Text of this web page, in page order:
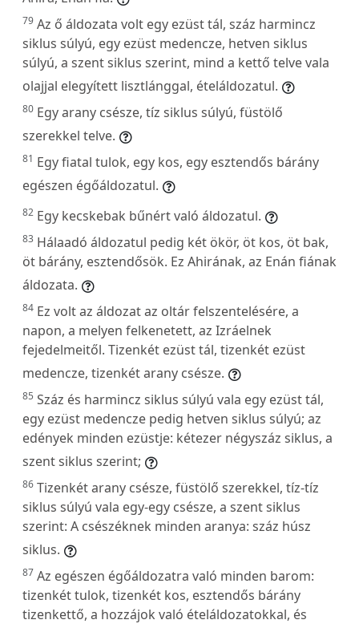
79 Az ő áldozata volt egy ezüst tál, száz harmincz
siklus súlyú, egy ezüst medencze, hetven siklus
súlyú, a szent siklus szerint, mind a kettő telve vala
olajjal elegyített lisztlánggal, ételáldozatul.
80 Egy arany csésze, tíz siklus súlyú, füstölő
szerekkel telve.
81 Egy fiatal tulok, egy kos, egy esztendős bárány
egészen égőáldozatul.
82 Egy kecskebak bűnért való áldozatul.
83 Hálaadó áldozatul pedig két ökör, öt kos, öt bak,
öt bárány, esztendősök. Ez Ahirának, az Enán fiának
áldozata.
84 Ez volt az áldozat az oltár felszentelésére, a
napon, a melyen felkenetett, az Izráelnek
fejedelmeitől. Tizenkét ezüst tál, tizenkét ezüst
medencze, tizenkét arany csésze.
85 Száz és harmincz siklus súlyú vala egy ezüst tál,
egy ezüst medencze pedig hetven siklus súlyú; az
edények minden ezüstje: kétezer négyszáz siklus, a
szent siklus szerint;
86 Tizenkét arany csésze, füstölő szerekkel, tíz-tíz
siklus súlyú vala egy-egy csésze, a szent siklus
szerint: A csészéknek minden aranya: száz húsz
siklus.
87 Az egészen égőáldozatra való minden barom:
tizenkét tulok, tizenkét kos, esztendős bárány
tizenkettő, a hozzájok való ételáldozatokkal, és